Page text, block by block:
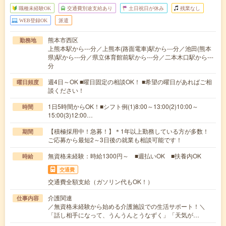
職種未経験OK 交通費別途支給あり 土日祝日が休み 残業なし
WEB登録OK 派遣
勤務地
熊本市西区
上熊本駅から---分／上熊本(路面電車)駅から---分／池田(熊本
県)駅から---分／県立体育館前駅から---分／二本木口駅から---
分
曜日頻度
週4日～OK ■曜日固定の相談OK！ ■希望の曜日があればご相
談ください！
時間
1日5時間からOK！■シフト例(1)8:00～13:00(2)10:00～
15:00(3)12:00…
期間
【積極採用中！急募！】＊1年以上勤務している方が多数！
ご応募から最短2～3日後の就業も相談可能です！
時給 無資格未経験：時給1300円～ ■週払いOK ■扶養内OK
交通費
交通費全額支給（ガソリン代もOK！）
仕事内容
介護関連
／無資格未経験から始める介護施設での生活サポート！＼
「話し相手になって、うんうんとうなずく」「天気が…